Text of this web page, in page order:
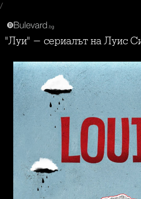
/
"Луи" - сериалът на Луис